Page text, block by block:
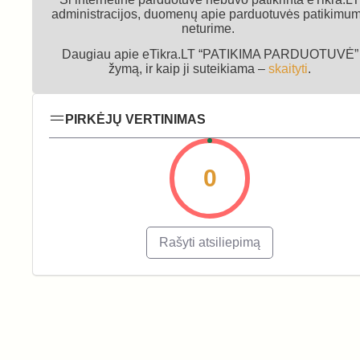
administracijos, duomenų apie parduotuvės
neturime.
Daugiau apie eTikra.LT “PATIKIMA PARDUOTUVĖ”
žymą, ir kaip ji suteikiama – skaityti.
PIRKĖJŲ VERTINIMAS
0
Rašyti atsiliepimą